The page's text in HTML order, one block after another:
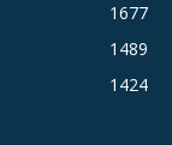
1677
1489
1424